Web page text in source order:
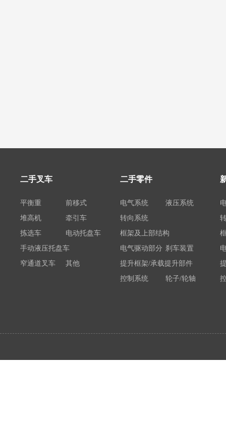
二手叉车
平衡重
前移式
堆高机
牵引车
拣选车
电动托盘车
手动液压托盘车
窄通道叉车
其他
二手零件
电气系统
液压系统
转向系统
框架及上部结构
电气驱动部分 刹车装置
提升框架/承载提升部件
控制系统
轮子/轮轴